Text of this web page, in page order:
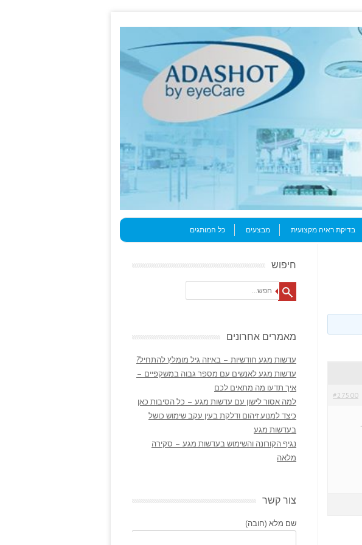
בדיקת ראיה מקצועית מבצעים כל המותגים
#27500
חיפוש
Search
מאמרים אחרונים
עדשות מגע חודשיות – באיזה גיל מומלץ להתחיל?
עדשות מגע לאנשים עם מספר גבוה במשקפיים –
איך תדעו מה מתאים לכם
למה אסור לישון עם עדשות מגע – כל הסיבות כאן
כיצד למנוע זיהום ודלקת בעין עקב שימוש כושל
בעדשות מגע
נגיף הקורונה והשימוש בעדשות מגע – סקירה
מלאה
צור קשר
שם מלא (חובה)